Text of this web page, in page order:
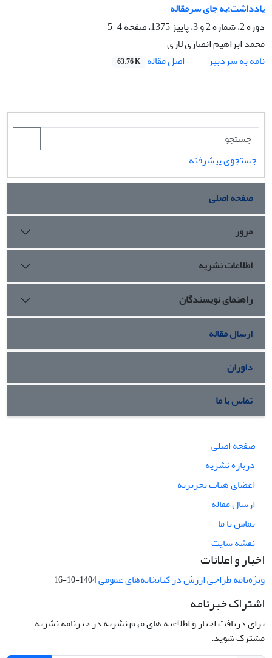
یادداشت؛به جای سرمقاله
دوره 2، شماره 2 و 3، پاییز 1375، صفحه
4-5
محمد ابراهیم انصاری لاری
نامه به سردبیر
اصل مقاله 63.76 K
جستجوی پیشرفته
صفحه اصلی
مرور
اطلاعات نشریه
راهنمای نویسندگان
ارسال مقاله
داوران
تماس با ما
صفحه اصلی
درباره نشریه
اعضای هیات تحریریه
ارسال مقاله
تماس با ما
نقشه سایت
اخبار و اعلانات
ویژه‌نامه طراحی ارزش در کتابخانه‌های عمومی1404-10-16
اشتراک خبرنامه
برای دریافت اخبار و اطلاعیه های مهم نشریه در خبرنامه نشریه
مشترک شوید.